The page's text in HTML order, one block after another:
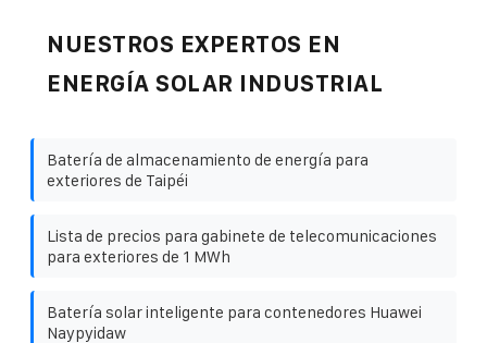
NUESTROS EXPERTOS EN
ENERGÍA SOLAR INDUSTRIAL
Batería de almacenamiento de energía para
exteriores de Taipéi
Lista de precios para gabinete de telecomunicaciones
para exteriores de 1 MWh
Batería solar inteligente para contenedores Huawei
Naypyidaw